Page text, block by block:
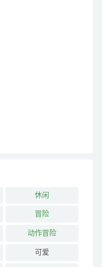
休闲
冒险
动作冒险
可爱